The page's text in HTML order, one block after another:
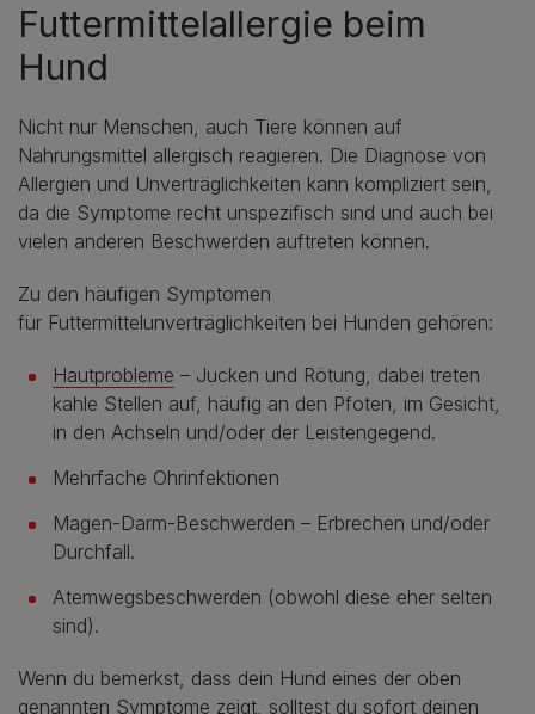
Futtermittelallergie beim
Hund
Nicht nur Menschen, auch Tiere können auf
Nahrungsmittel allergisch reagieren. Die Diagnose von
Allergien und Unverträglichkeiten kann kompliziert sein,
da die Symptome recht unspezifisch sind und auch bei
vielen anderen Beschwerden auftreten können.
Zu den häufigen Symptomen
für Futtermittelunverträglichkeiten bei Hunden gehören:
Hautprobleme – Jucken und Rötung, dabei treten
kahle Stellen auf, häufig an den Pfoten, im Gesicht,
in den Achseln und/oder der Leistengegend.
Mehrfache Ohrinfektionen
Magen-Darm-Beschwerden – Erbrechen und/oder
Durchfall.
Atemwegsbeschwerden (obwohl diese eher selten
sind).
Wenn du bemerkst, dass dein Hund eines der oben
genannten Symptome zeigt, solltest du sofort deinen